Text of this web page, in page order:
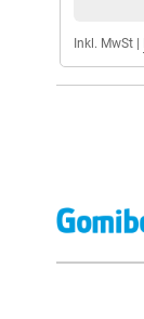
Inkl. MwSt